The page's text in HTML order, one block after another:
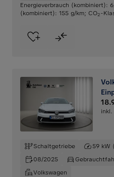
Energieverbrauch (kombiniert):
(kombiniert): 155 g/km; CO2-
inkl.
Schaltgetriebe 59 kW
08/2025
Volkswagen